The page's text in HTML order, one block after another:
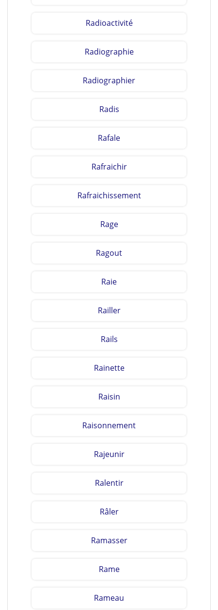
Radioactivité
Radiographie
Radiographier
Radis
Rafale
Rafraichir
Rafraichissement
Rage
Ragout
Raie
Railler
Rails
Rainette
Raisin
Raisonnement
Rajeunir
Ralentir
Râler
Ramasser
Rame
Rameau